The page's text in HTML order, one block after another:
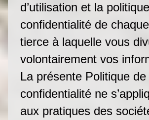
d’utilisation et la
confidentialité de
tierce à laquelle vous
volontairement vos
La présente Politique de
confidentialité ne
aux pratiques des